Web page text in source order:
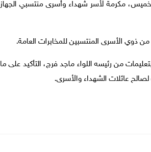
الخميس، مكرمة لأسر شهداء وأسرى منتسبي الجهاز
.
من رئيسه اللواء ماجد فرج، التأكيد على ما
عائلات الشهداء والأسرى.